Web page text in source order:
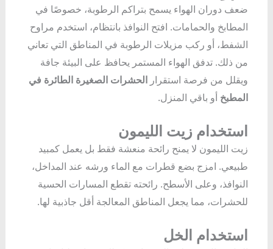
ضعف دوران الهواء يسمح بتراكم الرطوبة، خصوصًا في
المطابخ والحمامات. افتح النوافذ بانتظام، استخدم مراوح
الشفط، أو ركب مزيلات الرطوبة في المناطق التي تعاني
من ذلك. تدفق الهواء المستمر يحافظ على البيئة جافة
ويقلل من فرصة استقرارالحشرات الصغيرة الطائرة في
المطبخ أو باقي المنزل.
استخدام زيت الليمون
زيت الليمون لا يمنح رائحة منعشة فقط بل يعمل كمبيد
طبيعي. امزج بضع قطرات مع الماء ورشه عند المداخل،
النوافذ، وعلى الأسطح. رائحته تقطع المسارات الحسية
للحشرات، مما يجعل المناطق المعالجة أقل جاذبية لها.
استخدام الخل